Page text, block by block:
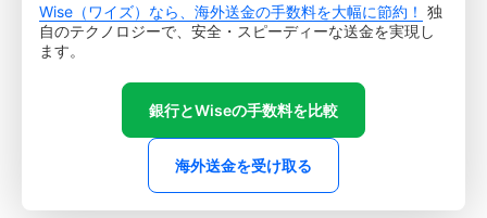
Wise（ワイズ）なら、海外送金の手数料を大幅に節約！ 独
自のテクノロジーで、安全・スピーディーな送金を実現し
ます。
銀行とWiseの手数料を比較
海外送金を受け取る